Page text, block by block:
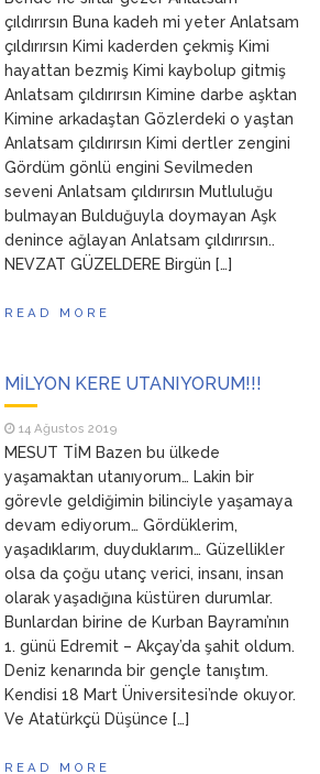
çıldırırsın Buna kadeh mi yeter Anlatsam
çıldırırsın Kimi kaderden çekmiş Kimi
hayattan bezmiş Kimi kaybolup gitmiş
Anlatsam çıldırırsın Kimine darbe aşktan
Kimine arkadaştan Gözlerdeki o yaştan
Anlatsam çıldırırsın Kimi dertler zengini
Gördüm gönlü engini Sevilmeden
seveni Anlatsam çıldırırsın Mutluluğu
bulmayan Bulduğuyla doymayan Aşk
denince ağlayan Anlatsam çıldırırsın..
NEVZAT GÜZELDERE Birgün […]
READ MORE
MİLYON KERE UTANIYORUM!!!
14 Ağustos 2019
MESUT TİM Bazen bu ülkede
yaşamaktan utanıyorum… Lakin bir
görevle geldiğimin bilinciyle yaşamaya
devam ediyorum… Gördüklerim,
yaşadıklarım, duyduklarım… Güzellikler
olsa da çoğu utanç verici, insanı, insan
olarak yaşadığına küstüren durumlar.
Bunlardan birine de Kurban Bayramı’nın
1. günü Edremit – Akçay’da şahit oldum.
Deniz kenarında bir gençle tanıştım.
Kendisi 18 Mart Üniversitesi’nde okuyor.
Ve Atatürkçü Düşünce […]
READ MORE